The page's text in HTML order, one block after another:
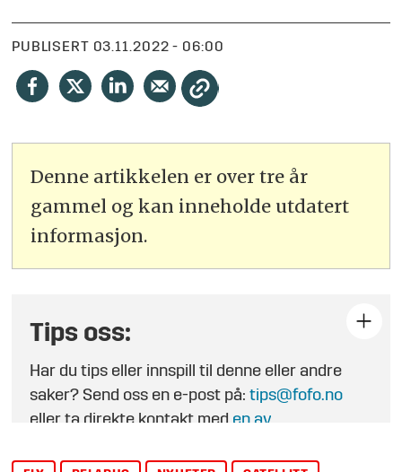
PUBLISERT 03.11.2022 - 06:00
Denne artikkelen er over tre år
gammel og kan inneholde utdatert
informasjon.
Tips oss:
Har du tips eller innspill til denne eller andre
saker? Send oss en e-post på:tips@fofo.no
eller ta direkte kontakt med en av